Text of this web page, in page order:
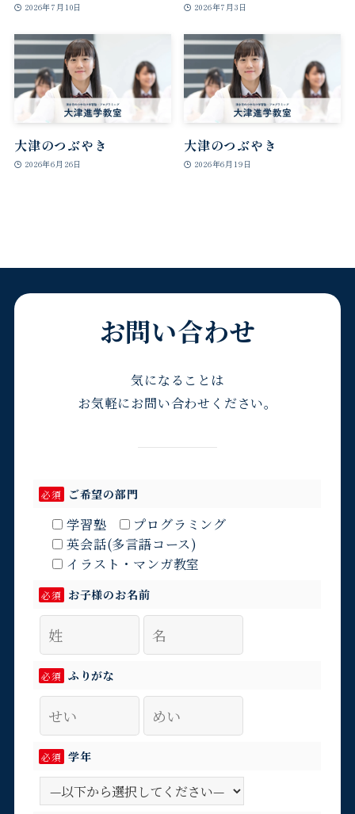
2026年7月10日 2026年7月3日
大津のつぶやき
2026年6月26日
大津のつぶやき
2026年6月19日
お問い合わせ
気になることは
お気軽にお問い合わせください。
必須 ご希望の部門
学習塾
プログラミング
英会話(多言語コース)
イラスト・マンガ教室
必須 お子様のお名前
必須 ふりがな
必須 学年